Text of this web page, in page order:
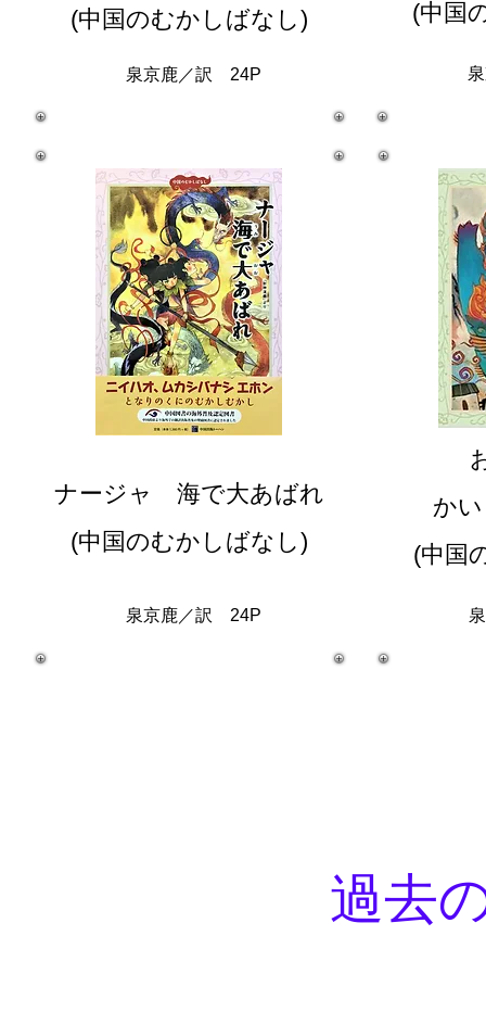
(中国のむかしばなし)
泉京鹿／訳 24P
ナージャ 海で大あばれ
(中国のむかしばなし)
泉京鹿／訳 24P
(中国
か
(中国
過去